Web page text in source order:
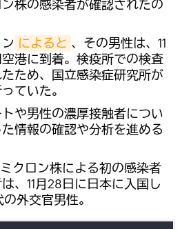
株の感染者が確認されたの
によると 、その男性は、11
港に到着。検疫所での検査
ため、国立感染症研究所が
ていた。
や男性の濃厚接触者につい
情報の確認や分析を進める
クロン株による初の感染者
、11月28日に日本に入国し
外交官男性。